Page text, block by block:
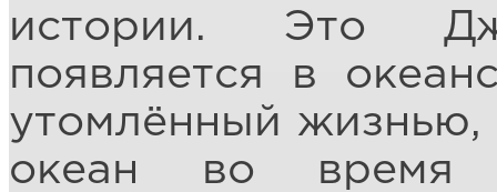
истории. Это
появляется в
утомлённый жизнью,
океан во время